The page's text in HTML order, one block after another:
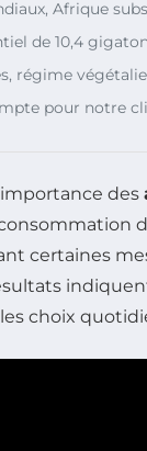
Afrique
de 10,4
régime
pour notre
des
certaines
choix